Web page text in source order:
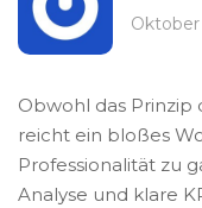
Oktober
Obwohl das
reicht ein bloßes
Professionalität zu
Analyse und klare